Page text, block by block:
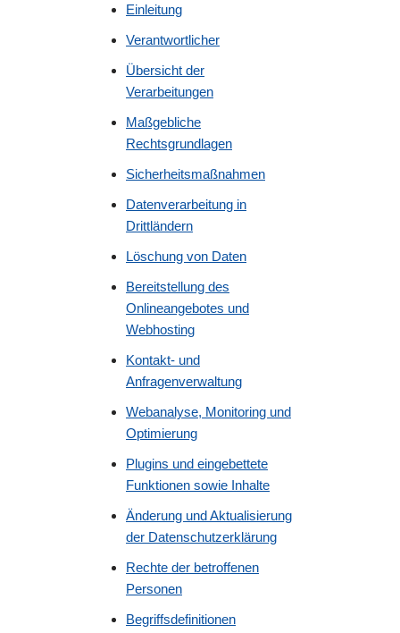
Einleitung
Verantwortlicher
Übersicht der
Verarbeitungen
Maßgebliche
Rechtsgrundlagen
Sicherheitsmaßnahmen
Datenverarbeitung in
Drittländern
Löschung von Daten
Bereitstellung des
Onlineangebotes und
Webhosting
Kontakt- und
Anfragenverwaltung
Webanalyse, Monitoring und
Optimierung
Plugins und eingebettete
Funktionen sowie Inhalte
Änderung und Aktualisierung
der Datenschutzerklärung
Rechte der betroffenen
Personen
Begriffsdefinitionen